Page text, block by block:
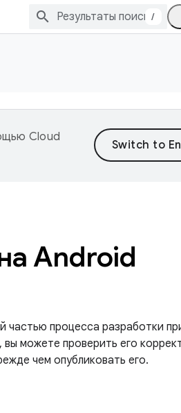
/
Cloud
Android
частью процесса разработки
можете проверить его
чем опубликовать его.